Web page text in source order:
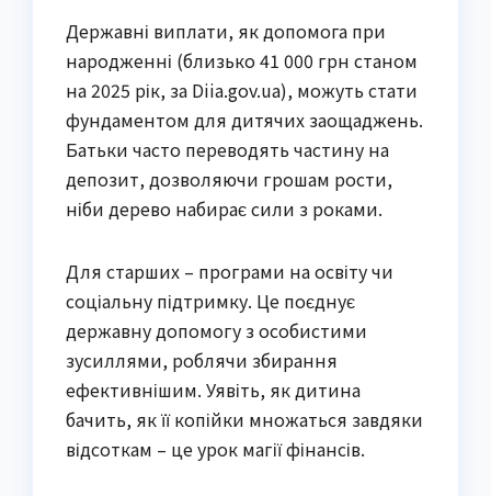
Державні виплати, як допомога при
народженні (близько 41 000 грн станом
на 2025 рік, за Diia.gov.ua), можуть стати
фундаментом для дитячих заощаджень.
Батьки часто переводять частину на
депозит, дозволяючи грошам рости,
ніби дерево набирає сили з роками.
Для старших – програми на освіту чи
соціальну підтримку. Це поєднує
державну допомогу з особистими
зусиллями, роблячи збирання
ефективнішим. Уявіть, як дитина
бачить, як її копійки множаться завдяки
відсоткам – це урок магії фінансів.